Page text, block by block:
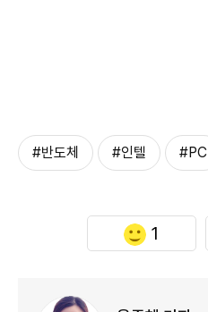
#반도체 #인텔 #PC
1